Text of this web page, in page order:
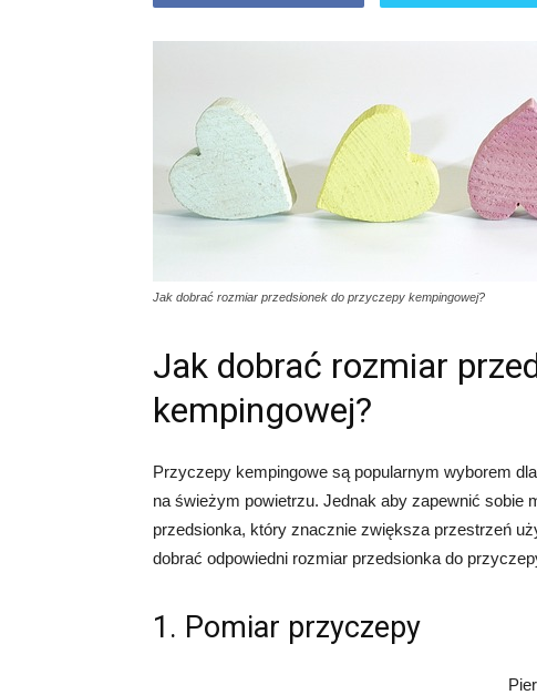
Jak dobrać rozmiar przedsionek do przyczepy kempingowej?
Jak dobrać rozmiar
kempingowej?
Przyczepy kempingowe są popularnym wyborem
na świeżym powietrzu. Jednak aby zapewnić
przedsionka, który znacznie zwiększa przestrzeń
dobrać odpowiedni rozmiar przedsionka do
1. Pomiar przyczepy